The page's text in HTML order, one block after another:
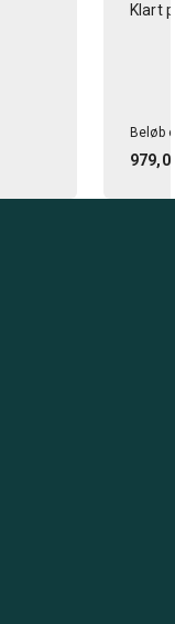
Klart
Beløb